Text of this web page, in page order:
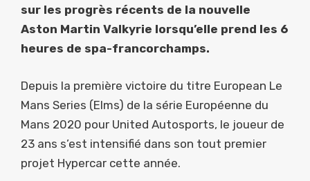
sur les progrès récents de la nouvelle
Aston Martin Valkyrie lorsqu’elle prend les 6
heures de spa-francorchamps.
Depuis la première victoire du titre European Le
Mans Series (Elms) de la série Européenne du
Mans 2020 pour United Autosports, le joueur de
23 ans s’est intensifié dans son tout premier
projet Hypercar cette année.